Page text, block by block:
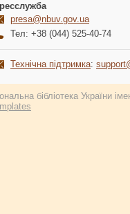
presa@nbuv.gov.ua
Тел: +38 (044) 525-40-74
Технічна підтримка:
бібліотека України